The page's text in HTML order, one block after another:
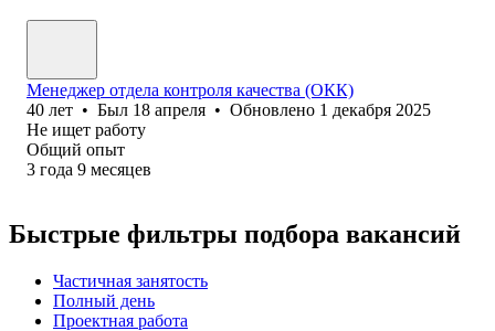
Менеджер отдела контроля качества (ОКК)
40 лет • Был 18 апреля • Обновлено 1 декабря 2025
Не ищет работу
Общий опыт
3 года 9 месяцев
Быстрые фильтры подбора вакансий
Частичная занятость
Полный день
Проектная работа